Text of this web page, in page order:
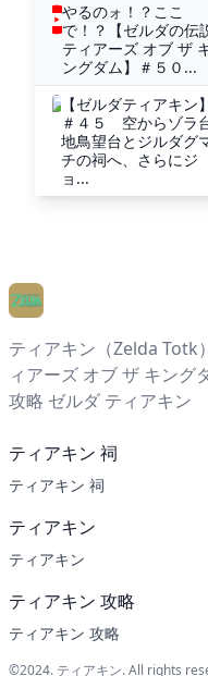
やるのォ！？ここ
で！？【ゼルダの伝
ティアーズ オブ ザ
ングダム】＃５０...
【ゼルダティアキン】
＃４５ 空からゾラ
地鳥望台とジルダグ
チの祠へ、さらにジ
ョ...
ティアキン（Zelda Totk
ィアーズ オブ ザ キング
攻略 ゼルダ ティアキン
ティアキン 祠
ティアキン 祠
ティアキン
ティアキン
ティアキン 攻略
ティアキン 攻略
©2024. ティアキン. All rights